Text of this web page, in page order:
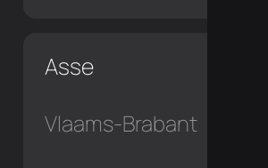
Asse
Vlaams-Brabant